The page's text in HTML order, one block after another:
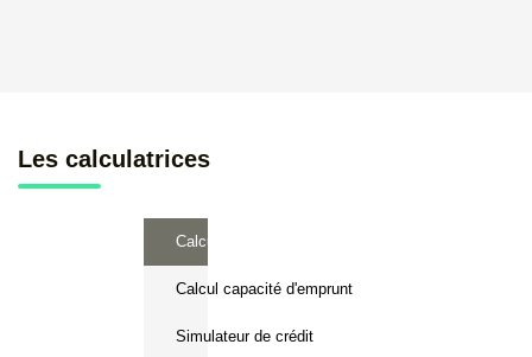
Les calculatrices
Calcul Frais de notaire
Calcul capacité d'emprunt
Simulateur de crédit